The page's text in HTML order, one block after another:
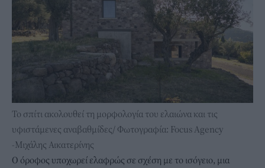
Το σπίτι ακολουθεί τη μορφολογία του ελαιώνα και τις
υφιστάμενες αναβαθμίδες/ Φωτογραφία: Focus Agency
-Μιχάλης Αικατερίνης
Ο όροφος υποχωρεί ελαφρώς σε σχέση με το ισόγειο, μια